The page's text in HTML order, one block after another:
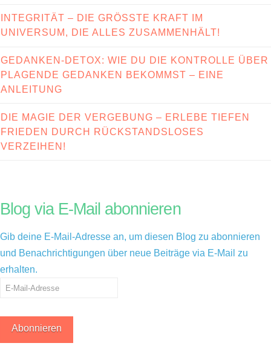
INTEGRITÄT – DIE GRÖSSTE KRAFT IM U
NIVERSUM, DIE ALLES ZUSAMMENHÄLT!
GEDANKEN-DETOX: WIE DU DIE KONTROLLE ÜBER
PLAGENDE GEDANKEN BEKOMMST – EINE
ANLEITUNG
DIE MAGIE DER VERGEBUNG – ERLEBE TIEFEN
FRIEDEN DURCH RÜCKSTANDSLOSES
VERZEIHEN!
Blog via E-Mail abonnieren
Gib deine E-Mail-Adresse an, um diesen Blog zu abonnieren
und Benachrichtigungen über neue Beiträge via E-Mail zu
erhalten.
E-
Adresse
Abonnieren